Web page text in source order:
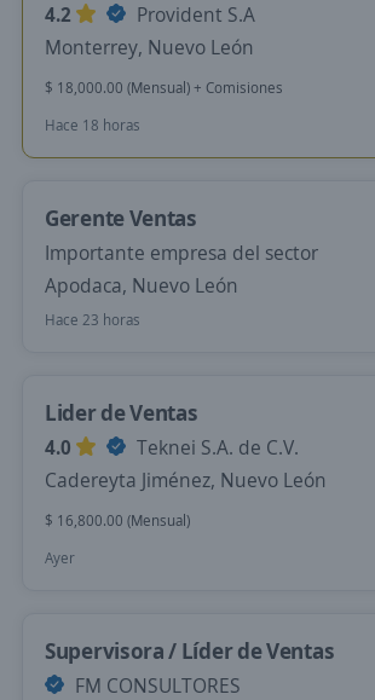
4.2
Provident S.A
Monterrey, Nuevo León
$ 18,000.00 (Mensual) + Comisiones
Hace 18 horas
Gerente Ventas
Importante empresa del sector
Apodaca, Nuevo León
Hace 23 horas
Lider de Ventas
4.0
Teknei S.A. de C.V.
Cadereyta Jiménez, Nuevo León
$ 16,800.00 (Mensual)
Ayer
Supervisora / Líder de Ventas
FM CONSULTORES